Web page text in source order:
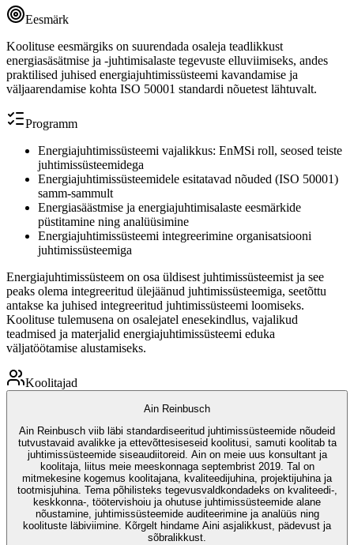
Eesmärk
Koolituse eesmärgiks on suurendada osaleja teadlikkust
energiasäsätmise ja -juhtimisalaste tegevuste elluviimiseks, andes
praktilised juhised energiajuhtimissüsteemi kavandamise ja
väljaarendamise kohta ISO 50001 standardi nõuetest lähtuvalt.
Programm
Energiajuhtimissüsteemi vajalikkus: EnMSi roll, seosed teiste
juhtimissüsteemidega
Energiajuhtimissüsteemidele esitatavad nõuded (ISO 50001)
samm-sammult
Energiasäästmise ja energiajuhtimisalaste eesmärkide
püstitamine ning analüüsimine
Energiajuhtimissüsteemi integreerimine organisatsiooni
juhtimissüsteemiga
Energiajuhtimissüsteem on osa üldisest juhtimissüsteemist ja see
peaks olema integreeritud ülejäänud juhtimissüsteemiga, seetõttu
antakse ka juhised integreeritud juhtimissüsteemi loomiseks.
Koolituse tulemusena on osalejatel enesekindlus, vajalikud
teadmised ja materjalid energiajuhtimissüsteemi eduka
väljatöötamise alustamiseks.
Koolitajad
Ain Reinbusch
Ain Reinbusch viib läbi standardiseeritud juhtimissüsteemide nõudeid
tutvustavaid avalikke ja ettevõttesiseseid koolitusi, samuti koolitab ta
juhtimissüsteemide siseaudiitoreid. Ain on meie uus konsultant ja
koolitaja, liitus meie meeskonnaga septembrist 2019. Tal on
mitmekesine kogemus koolitajana, kvaliteedijuhina, projektijuhina ja
tootmisjuhina. Tema põhilisteks tegevusvaldkondadeks on kvaliteedi-,
keskkonna-, töötervishoiu ja ohutuse juhtimissüsteemide alane
nõustamine, juhtimissüsteemide auditeerimine ja analüüs ning
koolituste läbiviimine. Kõrgelt hindame Aini asjalikkust, pädevust ja
sõbralikkust.